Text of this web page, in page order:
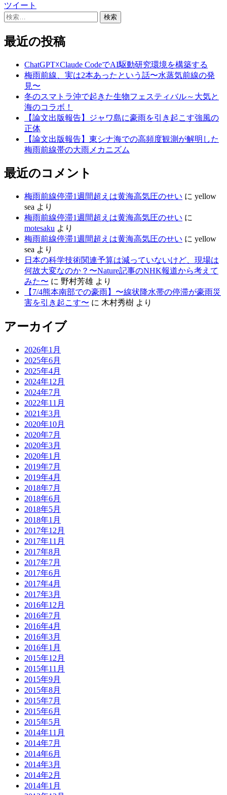
ツイート
検
最近の投稿
ChatGPT☓Claude CodeでAI駆動研究環境を構築する
梅雨前線、実は2本あったという話〜水蒸気前線の発
見〜
冬のスマトラ沖で起きた生物フェスティバル～大気と
海のコラボ！
【論文出版報告】ジャワ島に豪雨を引き起こす強風の
正体
【論文出版報告】東シナ海での高頻度観測が解明した
梅雨前線帯の大雨メカニズム
最近のコメント
梅雨前線停滞1週間超えは黄海高気圧のせい に yellow
sea より
梅雨前線停滞1週間超えは黄海高気圧のせい に
motesaku より
梅雨前線停滞1週間超えは黄海高気圧のせい に yellow
sea より
日本の科学技術関連予算は減っていないけど、現場は
何故大変なのか？〜Nature記事のNHK報道から考えて
みた〜 に 野村芳雄 より
【7/4熊本南部での豪雨】〜線状降水帯の停滞が豪雨災
害を引き起こす〜 に 木村秀樹 より
アーカイブ
2026年1月
2025年6月
2025年4月
2024年12月
2024年7月
2022年11月
2021年3月
2020年10月
2020年7月
2020年3月
2020年1月
2019年7月
2019年4月
2018年7月
2018年6月
2018年5月
2018年1月
2017年12月
2017年11月
2017年8月
2017年7月
2017年6月
2017年4月
2017年3月
2016年12月
2016年7月
2016年4月
2016年3月
2016年1月
2015年12月
2015年11月
2015年9月
2015年8月
2015年7月
2015年6月
2015年5月
2014年11月
2014年7月
2014年6月
2014年3月
2014年2月
2014年1月